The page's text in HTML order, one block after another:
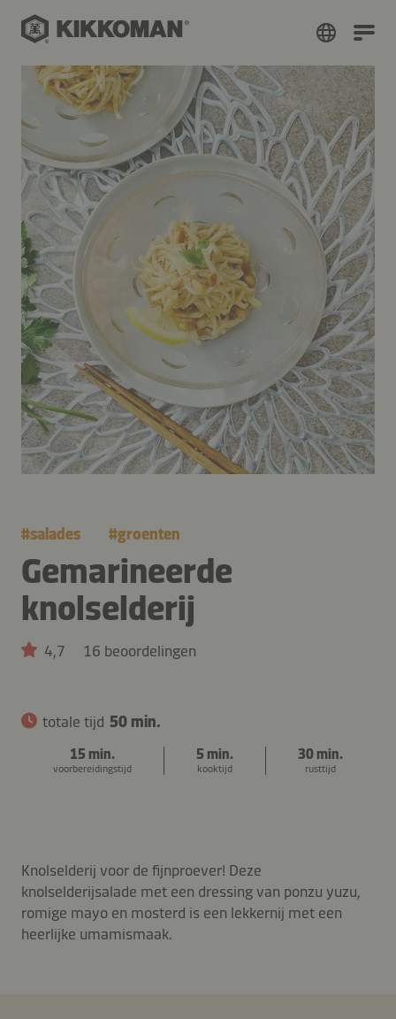
#salades #groenten
Gemarineerde
knolselderij
4,7 16 beoordelingen
totale tijd 50 min.
15 min.
voorbereidingstijd
5 min.
kooktijd
30 min.
rusttijd
Knolselderij voor de fijnproever! Deze
knolselderijsalade met een dressing van ponzu yuzu,
romige mayo en mosterd is een lekkernij met een
heerlijke umamismaak.